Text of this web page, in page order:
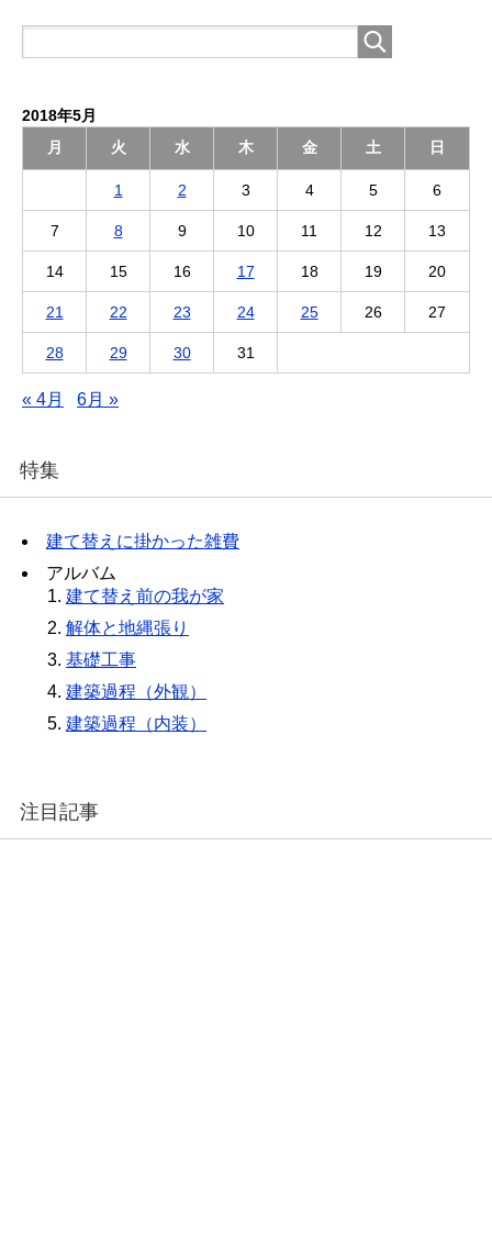
2018年5月
月
火 水 木 金 土 日
1 2 3 4 5 6
7 8 9 10 11 12 13
14 15 16 17 18 19 20
21 22 23 24 25 26 27
28 29 30 31
« 4月 6月 »
特集
建て替えに掛かった雑費
アルバム
建て替え前の我が家
解体と地縄張り
基礎工事
建築過程（外観）
建築過程（内装）
注目記事